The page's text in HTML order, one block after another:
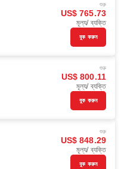
শুরু
US$ 765.73
মূল্য/ ব্যক্তি
বুক করুন
শুরু
US$ 800.11
মূল্য/ ব্যক্তি
বুক করুন
শুরু
US$ 848.29
মূল্য/ ব্যক্তি
বুক করুন